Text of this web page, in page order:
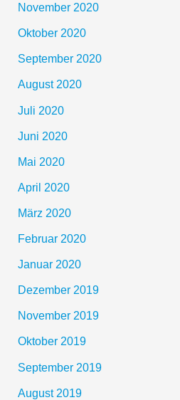
November 2020
Oktober 2020
September 2020
August 2020
Juli 2020
Juni 2020
Mai 2020
April 2020
März 2020
Februar 2020
Januar 2020
Dezember 2019
November 2019
Oktober 2019
September 2019
August 2019